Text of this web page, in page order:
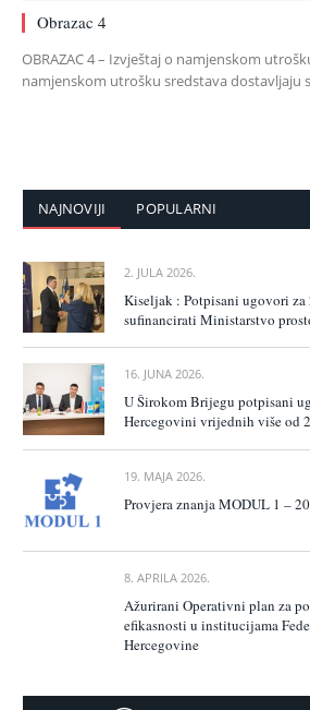
Obrazac 4
OBRAZAC 4 – Izvještaj o namjenskom
namjenskom utrošku sredstava dostavljaju
NAJNOVIJI POPULARNI
2. JULA 2026.
Kiseljak : Potpisani ugovori za
sufinancirati Ministarstvo
16. JUNA 2026.
U Širokom Brijegu potpisani
Hercegovini vrijednih više od
19. MAJA 2026.
Provjera znanja MODUL 1 –
8. APRILA 2026.
Ažurirani Operativni plan za
efikasnosti u institucijama
Hercegovine